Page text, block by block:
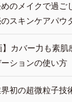
めのメイクで過
スキンケアパウ
】カバー力も素
ションの使い方
界初の超微粒子